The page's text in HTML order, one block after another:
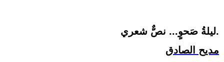
ليلةُ صَحوٍ... نصٌّ شعري.
مديح الصادق